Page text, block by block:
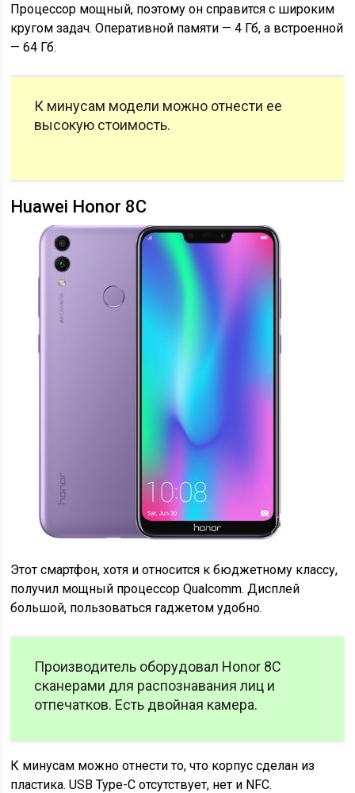
Процессор мощный, поэтому он справится с широким
кругом задач. Оперативной памяти — 4 Гб, а встроенной
— 64 Гб.
К минусам модели можно отнести ее
высокую стоимость.
Huawei Honor 8С
Этот смартфон, хотя и относится к бюджетному классу,
получил мощный процессор Qualcomm. Дисплей
большой, пользоваться гаджетом удобно.
Производитель оборудовал Honor 8C
сканерами для распознавания лиц и
отпечатков. Есть двойная камера.
К минусам можно отнести то, что корпус сделан из
пластика. USB Type-C отсутствует, нет и NFC.